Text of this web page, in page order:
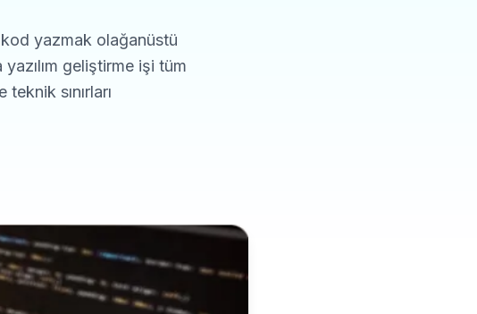
yazmak olağanüstü
yazılım geliştirme işi tüm
sınırları